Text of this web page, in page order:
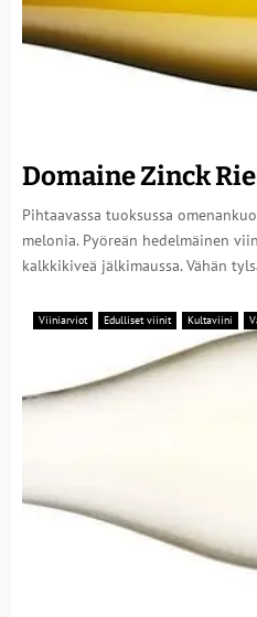
Domaine Zinck
Pihtaavassa tuoksussa
melonia. Pyöreän hedelmäinen
kalkkikiveä jälkimaussa. Vähän
Viiniarviot Edulliset viinit Kultaviini